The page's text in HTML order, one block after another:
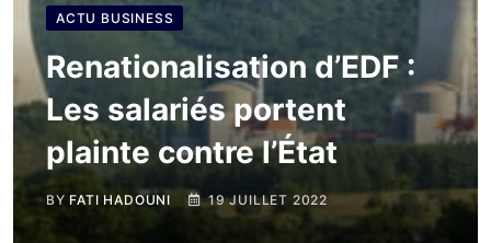
ACTU BUSINESS
Renationalisation d’EDF :
Les salariés portent
plainte contre l’État
BY FATI HADOUNI 19 JUILLET 2022